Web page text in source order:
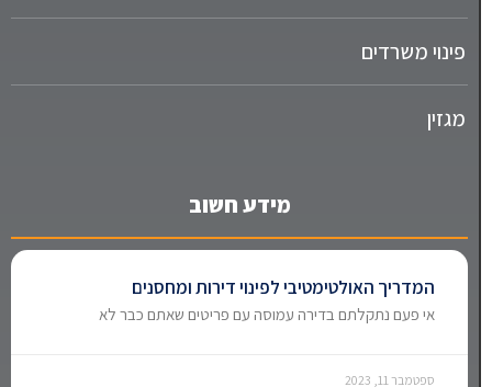
פינוי משרדים
מגזין
מידע חשוב
המדריך האולטימטיבי לפינוי דירות ומחסנים
אי פעם נתקלתם בדירה עמוסה עם פריטים שאתם כבר לא
ספטמבר 11, 2023